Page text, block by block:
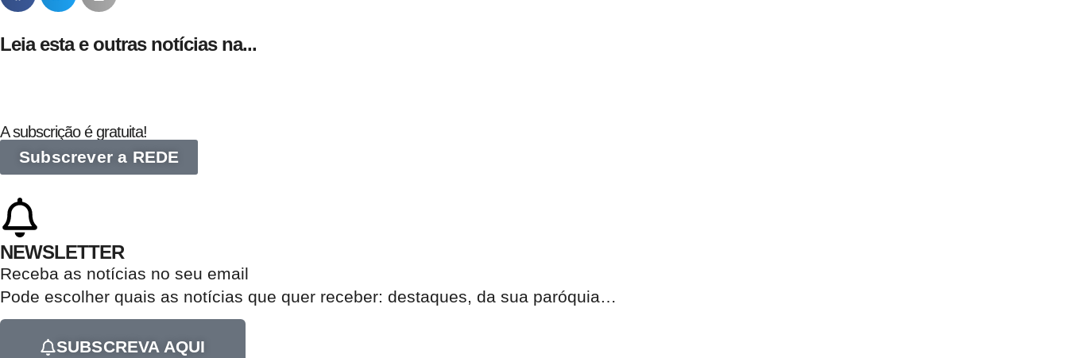
Leia esta e outras notícias na...
A subscrição é gratuita!
Subscrever a REDE
NEWSLETTER
Receba as notícias no seu email​
Pode escolher quais as notícias que quer receber: destaques, da sua paróquia
SUBSCREVA AQUI